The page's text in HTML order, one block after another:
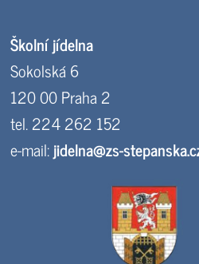
Školní jídelna
Sokolská 6
120 00 Praha 2
tel. 224 262 152
e-mail:jidelna@zs-